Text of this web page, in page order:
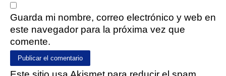
Guarda mi nombre, correo electrónico y web en
este navegador para la próxima vez que
comente.